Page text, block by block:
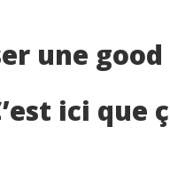
une
ici que